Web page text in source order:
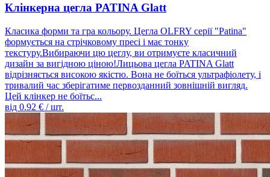
Клінкерна цегла PATINA Glatt
Класика форми та гра кольору. Цегла OLFRY серії "Patina"
формується на стрічковому пресі і має тонку
текстуру.Вибираючи цю цеглу, ви отримуєте класичний
дизайн за вигідною ціною!Лицьова цегла PATINA Glatt
відрізняється високою якістю. Вона не боїться ультрафіолету, і
тривалий час зберігатиме первозданний зовнішній вигляд.
Цей клінкер не боїтьс...
від 0.92 € / шт.